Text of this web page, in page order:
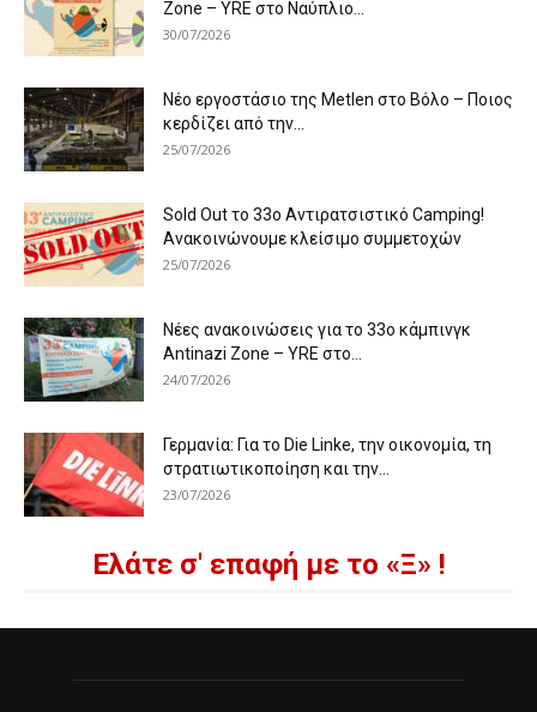
Zone – YRE στο Ναύπλιο...
30/07/2026
Νέο εργοστάσιο της Metlen στο Βόλο – Ποιος
κερδίζει από την...
25/07/2026
Sold Out το 33ο Αντιρατσιστικό Camping!
Ανακοινώνουμε κλείσιμο συμμετοχών
25/07/2026
Νέες ανακοινώσεις για το 33ο κάμπινγκ
Antinazi Zone – YRE στο...
24/07/2026
Γερμανία: Για το Die Linke, την οικονομία, τη
στρατιωτικοποίηση και την...
23/07/2026
Ελάτε σ' επαφή με το «Ξ» !